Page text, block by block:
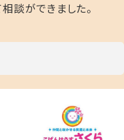
談ができました。